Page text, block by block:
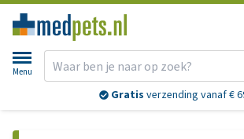
Menu
Gratis verzending vanaf €